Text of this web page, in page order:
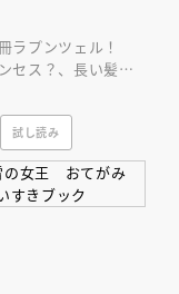
ラプンツェル！
セス？、長い髪の
ェルのすべてがわ
試し読み